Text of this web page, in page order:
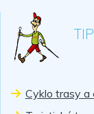
Cyklo trasy a